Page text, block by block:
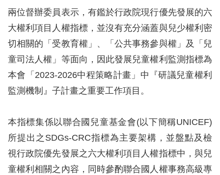
陳
情
申
訴
人
資
庫
無
障
兩位督辦委員表示，有鑑於行政院現行優先發展的六
大權利項目人權指標，並沒有充分涵蓋與兒少權利密
切相關的「受教育權」、「公共事務參與權」及「兒
童司法人權」等面向，因此發展兒童權利監測指標為
本會「2023-2026中程策略計畫」中『研議兒童權利
監測機制』子計畫之重要工作項目。
本指標集係以聯合國兒童基金會(以下簡稱UNICEF)
所提出之SDGs-CRC指標為主要架構，並盤點及檢
視行政院優先發展之六大權利項目人權指標中，與兒
童權利相關之內容，同時參酌聯合國人權事務高級專